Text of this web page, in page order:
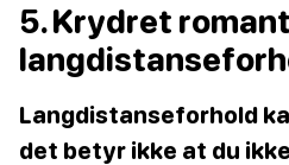
5. Krydret
Langdistanseforhold
det betyr ikke at du